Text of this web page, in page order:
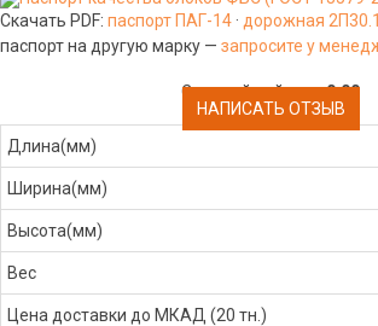
Скачать PDF: паспорт ПАГ-14 · дорожная
паспорт на другую марку — запросите у
Средний рейтинг:0.00
НАПИСАТЬ ОТЗЫВ
Длина(мм)
Ширина(мм)
Высота(мм)
Вес
Цена доставки до МКАД (20 тн.)